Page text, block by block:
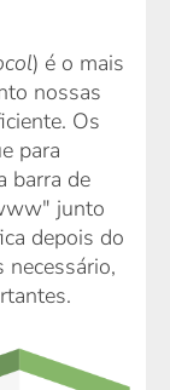
) é o mais
nossas
Os
para
barra de
junto
depois do